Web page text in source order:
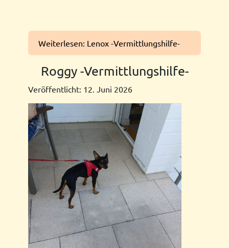
Weiterlesen: Lenox -Vermittlungshilfe-
Roggy -Vermittlungshilfe-
Veröffentlicht: 12. Juni 2026